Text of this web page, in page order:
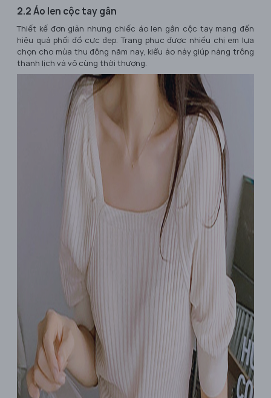
2.2 Áo len cộc tay gân
Thiết kế đơn giản nhưng chiếc áo len gân cộc tay mang đến
hiệu quả phối đồ cực đẹp. Trang phục được nhiều chị em lựa
chọn cho mùa thu đông năm nay, kiểu áo này giúp nàng trông
thanh lịch và vô cùng thời thượng.